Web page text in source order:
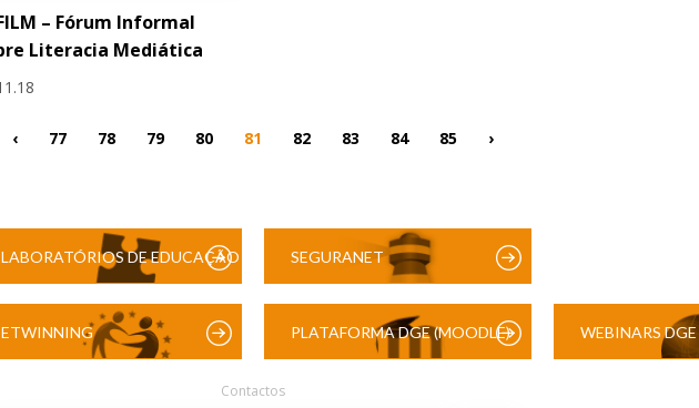
– Fórum Informal
Literacia Mediática
‹ 77 78 79 80 81 82 83 84 85 ›
LABORATÓRIOS DE EDUCAÇÃO SEGURANET
ETWINNING PLATAFORMA DGE (MOODLE) WEBINARS DGE
Contactos